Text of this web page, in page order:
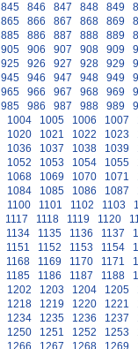
845 846 847 848 849
865 866 867 868 869
885 886 887 888 889
905 906 907 908 909
925 926 927 928 929
945 946 947 948 949
965 966 967 968 969
985 986 987 988 989
1004 1005 1006 1007
1020 1021 1022 1023
1036 1037 1038 1039
1052 1053 1054 1055
1068 1069 1070 1071
1084 1085 1086 1087
1100 1101 1102 1103
1117 1118 1119 1120
1134 1135 1136 1137
1151 1152 1153 1154
1168 1169 1170 1171
1185 1186 1187 1188
1202 1203 1204 1205
1218 1219 1220 1221
1234 1235 1236 1237
1250 1251 1252 1253
1266 1267 1268 1269